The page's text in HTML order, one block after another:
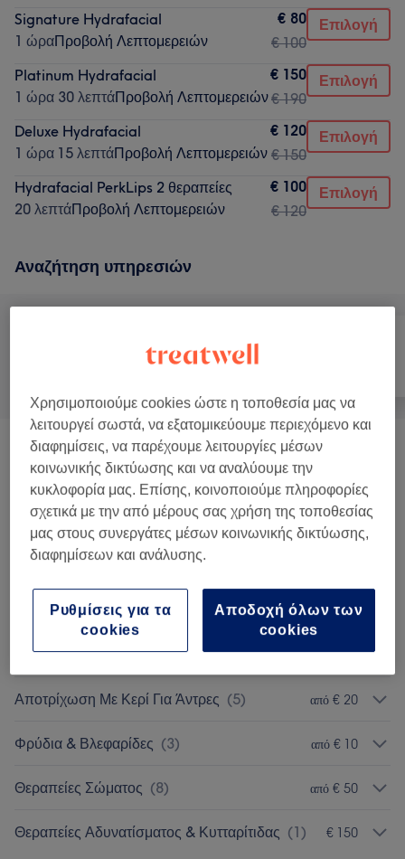
Signature Hydrafacial
1 ώραΠροβολή Λεπτομερειών
€ 80
€ 100
Επιλογή
Platinum Hydrafacial
1 ώρα 30 λεπτάΠροβολή Λεπτομερειών
€ 150
€ 190
Επιλογή
Deluxe Hydrafacial
1 ώρα 15 λεπτάΠροβολή Λεπτομερειών
€ 120
€ 150
Επιλογή
Hydrafacial PerkLips 2 θεραπείες
20 λεπτάΠροβολή Λεπτομερειών
€ 100
€ 120
Επιλογή
Αναζήτηση υπηρεσιών
Ηydrafacial (6 ) από € 80
Θεραπεία Προσώπου (11) από € 50
Αποτρίχωση Laser Αλεξανδρίτης
Candela
Αποτρίχωση Με Κερί Για Γυναίκες (2) από € 15
Αποτρίχωση Με Κλωστή Πρόσωπο (1) € 10
Αποτρίχωση Με Κερί Για Άντρες (5) από € 20
Φρύδια & Βλεφαρίδες (3) από € 10
Θεραπείες Σώματος (8) από € 50
Θεραπείες Αδυνατίσματος & Κυτταρίτιδας (1) € 150
Χρησιμοποιούμε cookies ώστε η τοποθεσία μας να
λειτουργεί σωστά, να εξατομικεύουμε περιεχόμενο και
διαφημίσεις, να παρέχουμε λειτουργίες μέσων
κοινωνικής δικτύωσης και να αναλύουμε την
κυκλοφορία μας. Επίσης, κοινοποιούμε πληροφορίες
σχετικά με την από μέρους σας χρήση της τοποθεσίας
μας στους συνεργάτες μέσων κοινωνικής δικτύωσης,
διαφημίσεων και ανάλυσης.
Αποδοχή όλων των
cookies
Ρυθμίσεις για τα
cookies